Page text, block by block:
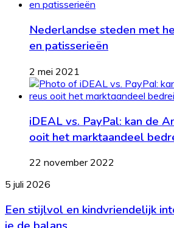
Nederlandse steden met
en patisserieën
2 mei 2021
iDEAL vs. PayPal: kan de
ooit het marktaandeel
22 november 2022
Een
en
kindvriendelijk
5 juli 2026
Een stijlvol en kindvriendelijk